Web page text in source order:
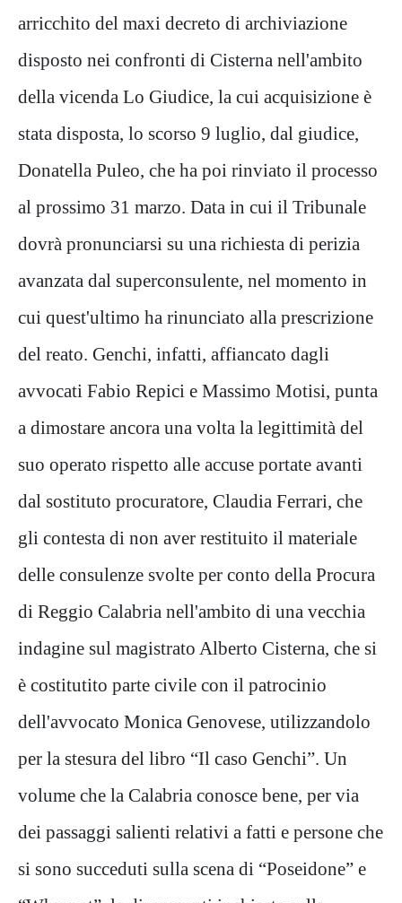
arricchito del maxi decreto di archiviazione
disposto nei confronti di Cisterna nell'ambito
della vicenda Lo Giudice, la cui acquisizione è
stata disposta, lo scorso 9 luglio, dal giudice,
Donatella Puleo, che ha poi rinviato il processo
al prossimo 31 marzo. Data in cui il Tribunale
dovrà pronunciarsi su una richiesta di perizia
avanzata dal superconsulente, nel momento in
cui quest'ultimo ha rinunciato alla prescrizione
del reato. Genchi, infatti, affiancato dagli
avvocati Fabio Repici e Massimo Motisi, punta
a dimostare ancora una volta la legittimità del
suo operato rispetto alle accuse portate avanti
dal sostituto procuratore, Claudia Ferrari, che
gli contesta di non aver restituito il materiale
delle consulenze svolte per conto della Procura
di Reggio Calabria nell'ambito di una vecchia
indagine sul magistrato Alberto Cisterna, che si
è costitutito parte civile con il patrocinio
dell'avvocato Monica Genovese, utilizzandolo
per la stesura del libro “Il caso Genchi”. Un
volume che la Calabria conosce bene, per via
dei passaggi salienti relativi a fatti e persone che
si sono succeduti sulla scena di “Poseidone” e